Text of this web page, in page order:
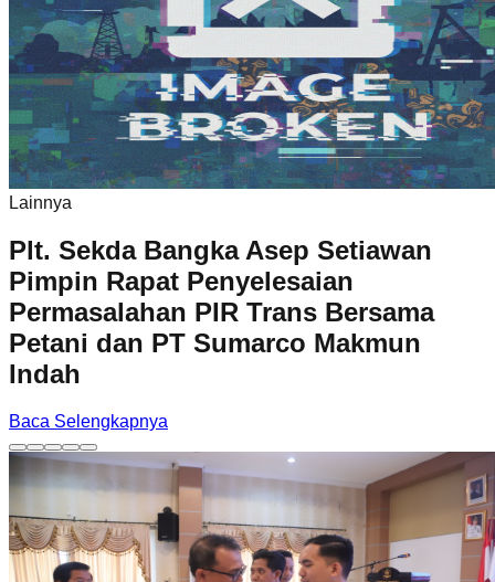
Lainnya
Plt. Sekda Bangka Asep Setiawan
Pimpin Rapat Penyelesaian
Permasalahan PIR Trans Bersama
Petani dan PT Sumarco Makmun
Indah
Baca Selengkapnya